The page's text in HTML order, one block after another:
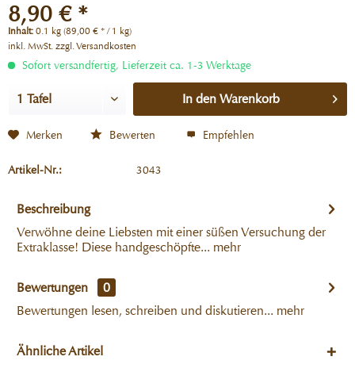
8,90 € *
Inhalt: 0.1 kg (89,00 € * / 1 kg)
inkl. MwSt. zzgl. Versandkosten
Sofort versandfertig, Lieferzeit ca. 1-3 Werktage
In den Warenkorb
Merken Bewerten Empfehlen
Artikel-Nr.: 3043
Beschreibung
Verwöhne deine Liebsten mit einer süßen Versuchung der
Extraklasse! Diese handgeschöpfte... mehr
Bewertungen
0
Bewertungen lesen, schreiben und diskutieren... mehr
Ähnliche Artikel